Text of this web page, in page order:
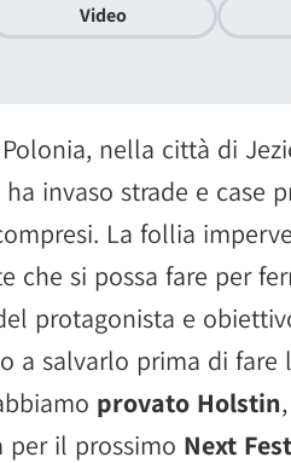
Video
nella città di
invaso strade e case
La follia
che si possa fare per
protagonista e
a salvarlo prima di fare
provato Holstin
per il prossimo Next